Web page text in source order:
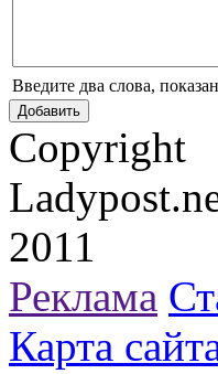
Введите два слова,
Copyright
2011
Реклама
Карта